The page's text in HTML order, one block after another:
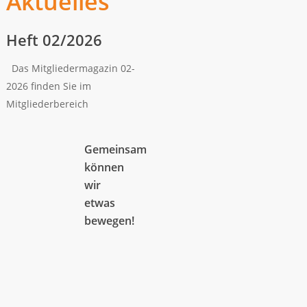
Heft 02/2026
Das Mitgliedermagazin 02-
2026 finden Sie im
Mitgliederbereich
Gemeinsam
können
wir
etwas
bewegen!